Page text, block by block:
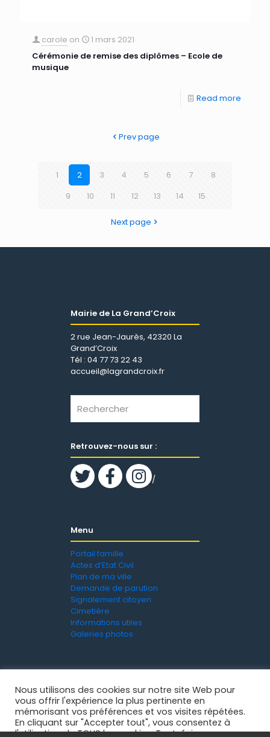
carole on
1 mars 2021
Cérémonie de remise des diplômes – Ecole de
musique
Read more
Prev page
1 2 3 4 5 6 7
8
9
10 11 12 13 14 15
Next page
Mairie de La Grand’Croix
2 rue Jean-Jaurès, 42320 La
Grand’Croix
Tél : 04 77 73 22 43
accueil@lagrandcroix.fr
Retrouvez-nous sur :
/
Menu
Portail famille
Actes d’Etat Civil
Plan de ma ville
Demande de parution
Signalement citoyen
Cimetière
Informations utiles
Galeries photos
Nous utilisons des cookies sur notre site Web pour
vous offrir l'expérience la plus pertinente en
mémorisant vos préférences et vos visites répétées.
En cliquant sur "Accepter tout", vous consentez à
l'utilisation de TOUS les cookies. Toutefois, vous